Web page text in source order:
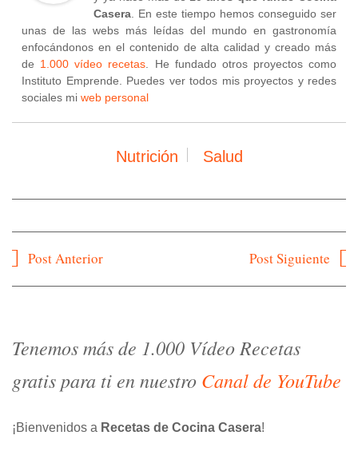
Casera . En este tiempo hemos conseguido ser
unas de las webs más leídas del mundo en gastronomía
enfocándonos en el contenido de alta calidad y creado más
de 1.000 vídeo recetas . He fundado otros proyectos como
Instituto Emprende. Puedes ver todos mis proyectos y redes
sociales mi web personal
Nutrición Salud
Navegación
Post Anterior Post Siguiente
Tenemos más de 1.000 Vídeo Recetas
gratis para ti en nuestro Canal de YouTube
¡Bienvenidos a Recetas de Cocina Casera!